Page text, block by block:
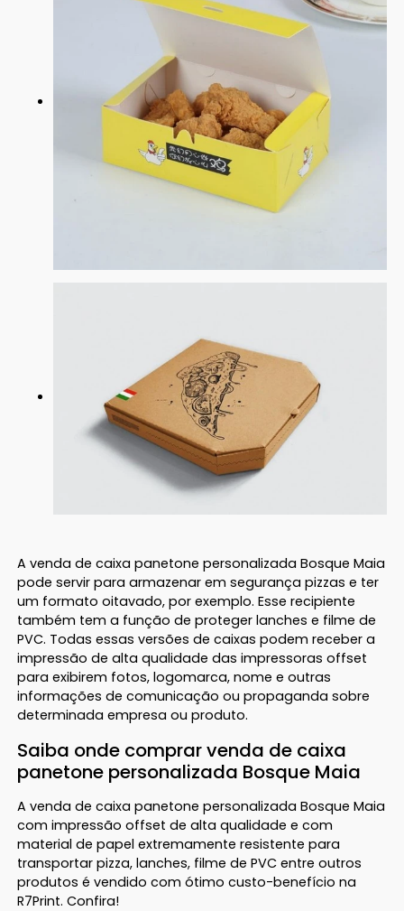
A venda de caixa panetone personalizada Bosque Maia
pode servir para armazenar em segurança pizzas e ter
um formato oitavado, por exemplo. Esse recipiente
também tem a função de proteger lanches e filme de
PVC. Todas essas versões de caixas podem receber a
impressão de alta qualidade das impressoras offset
para exibirem fotos, logomarca, nome e outras
informações de comunicação ou propaganda sobre
determinada empresa ou produto.
Saiba onde comprar venda de caixa
panetone personalizada Bosque Maia
A venda de caixa panetone personalizada Bosque Maia
com impressão offset de alta qualidade e com
material de papel extremamente resistente para
transportar pizza, lanches, filme de PVC entre outros
produtos é vendido com ótimo custo-benefício na
R7Print. Confira!